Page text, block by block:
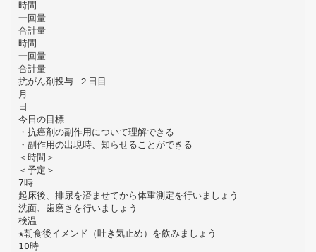
時間
一回量
合計量
時間
一回量
合計量
抗がん剤投与 ２日目
月
日
今日の目標
・抗癌剤の副作用について理解できる
・副作用の出現時、知らせることができる
＜時間＞
＜予定＞
7時
起床後、排尿を済ませてから体重測定を行いましょう
洗面、歯磨きを行いましょう
検温
★朝食後イメンド（吐き気止め）を飲みましょう
10時